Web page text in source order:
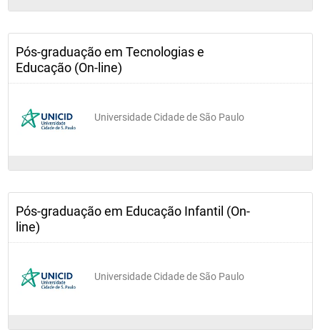
Pós-graduação em Tecnologias e
Educação (On-line)
Universidade Cidade de São Paulo
Pós-graduação em Educação Infantil (On-
line)
Universidade Cidade de São Paulo